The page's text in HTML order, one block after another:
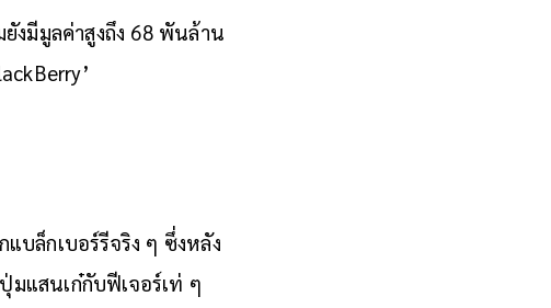
งมีมูลค่าสูงถึง 68 พันล้าน
บล็กเบอร์รีจริง ๆ ซึ่งหลัง
แสนเก๋กับฟีเจอร์เท่ ๆ